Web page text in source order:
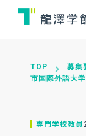
TOP 募集
市国際外語大学
専門学校教員